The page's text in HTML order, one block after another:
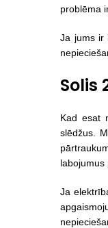
problēma
Ja jums ir
Solis
Kad esat
slēdžus.
labojumus
Ja